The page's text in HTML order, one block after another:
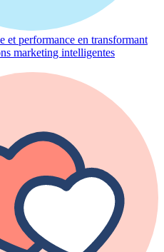
et performance en transformant
marketing intelligentes